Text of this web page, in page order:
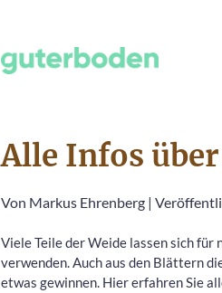
Alle Infos
Von Markus Ehrenberg |
Viele Teile der Weide lassen sich für
verwenden. Auch aus den Blättern
etwas gewinnen. Hier erfahren Sie